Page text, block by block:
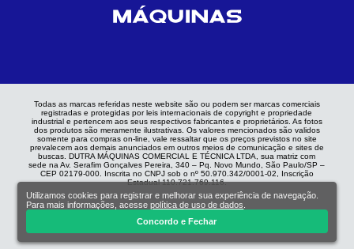
Todas as marcas referidas neste website são ou podem ser marcas comerciais
registradas e protegidas por leis internacionais de copyright e propriedade
industrial e pertencem aos seus respectivos fabricantes e proprietários. As fotos
dos produtos são meramente ilustrativas. Os valores mencionados são validos
somente para compras on-line, vale ressaltar que os preços previstos no site
prevalecem aos demais anunciados em outros meios de comunicação e sites de
buscas. DUTRA MÁQUINAS COMERCIAL E TÉCNICA LTDA, sua matriz com
sede na Av. Serafim Gonçalves Pereira, 340 – Pq. Novo Mundo, São Paulo/SP –
CEP 02179-000. Inscrita no CNPJ sob o nº 50.970.342/0001-02, Inscrição
Estadual 110.721.769.116.
Utilizamos cookies para registrar e melhorar sua experiência de navegação.
Para mais informações, acessepolítica de uso de dados
Concordo e Fechar